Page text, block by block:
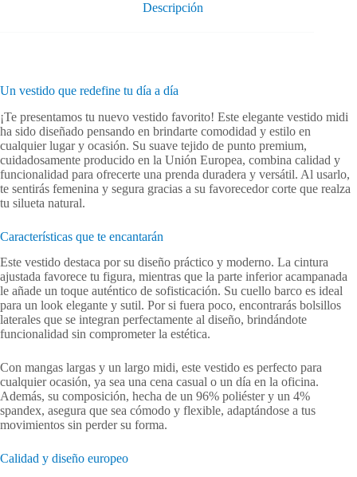
Descripción
Un vestido que redefine tu día a día
¡Te presentamos tu nuevo vestido favorito! Este elegante vestido midi
ha sido diseñado pensando en brindarte comodidad y estilo en
cualquier lugar y ocasión. Su suave tejido de punto premium,
cuidadosamente producido en la Unión Europea, combina calidad y
funcionalidad para ofrecerte una prenda duradera y versátil. Al usarlo,
te sentirás femenina y segura gracias a su favorecedor corte que realza
tu silueta natural.
Características que te encantarán
Este vestido destaca por su diseño práctico y moderno. La cintura
ajustada favorece tu figura, mientras que la parte inferior acampanada
le añade un toque auténtico de sofisticación. Su cuello barco es ideal
para un look elegante y sutil. Por si fuera poco, encontrarás bolsillos
laterales que se integran perfectamente al diseño, brindándote
funcionalidad sin comprometer la estética.
Con mangas largas y un largo midi, este vestido es perfecto para
cualquier ocasión, ya sea una cena casual o un día en la oficina.
Además, su composición, hecha de un 96% poliéster y un 4%
spandex, asegura que sea cómodo y flexible, adaptándose a tus
movimientos sin perder su forma.
Calidad y diseño europeo